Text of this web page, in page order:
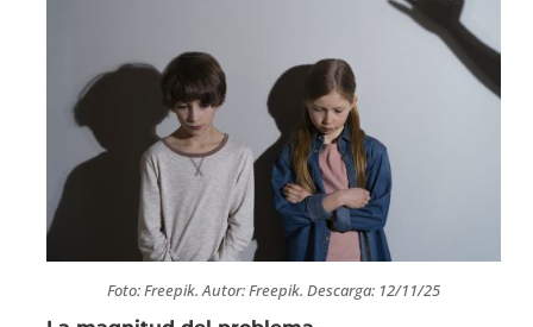
Foto: Freepik. Autor: Freepik. Descarga: 12/11/25